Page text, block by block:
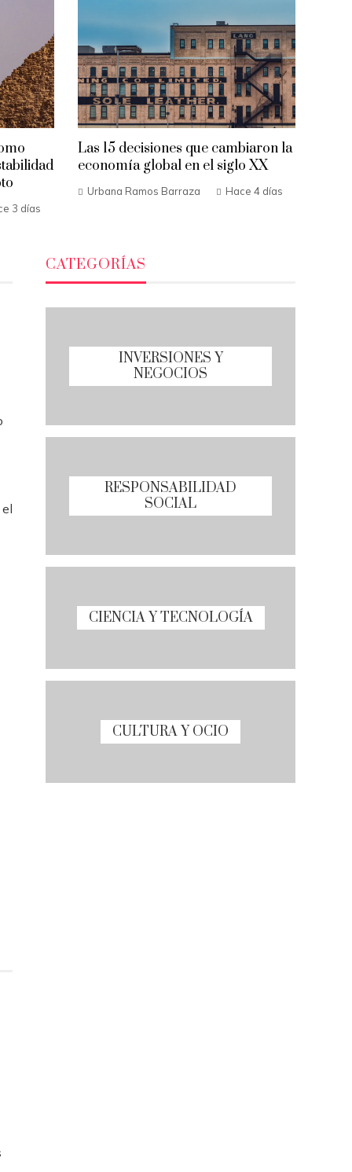
3 días
Las 15 decisiones que cambiaron la
economía global en el siglo XX
Urbana Ramos Barraza Hace 4 días
CATEGORÍAS
INVERSIONES Y
NEGOCIOS
RESPONSABILIDAD
SOCIAL
CIENCIA Y TECNOLOGÍA
CULTURA Y OCIO